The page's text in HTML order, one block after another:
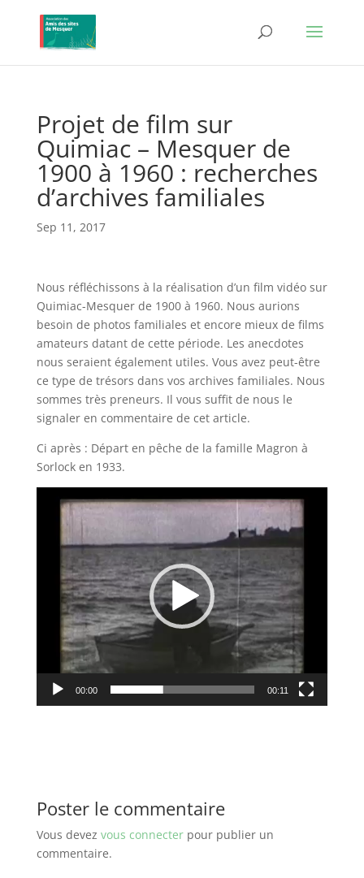
Projet de film sur
Quimiac – Mesquer de
1900 à 1960 : recherches
d’archives familiales
Sep 11, 2017
Nous réfléchissons à la réalisation d’un film vidéo sur
Quimiac-Mesquer de 1900 à 1960. Nous aurions
besoin de photos familiales et encore mieux de films
amateurs datant de cette période. Les anecdotes
nous seraient également utiles. Vous avez peut-être
ce type de trésors dans vos archives familiales. Nous
sommes très preneurs. Il vous suffit de nous le
signaler en commentaire de cet article.
Ci après : Départ en pêche de la famille Magron à
Sorlock en 1933.
Lecteur
vidéo
00:00 00:11
Poster le commentaire
Vous devez vous connecterpour publier un
commentaire.